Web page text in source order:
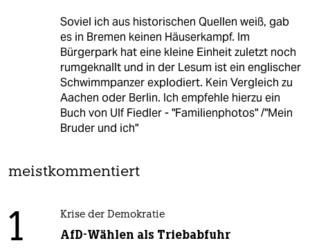
Soviel ich aus historischen Quellen weiß, gab
es in Bremen keinen Häuserkampf. Im
Bürgerpark hat eine kleine Einheit zuletzt noch
rumgeknallt und in der Lesum ist ein englischer
Schwimmpanzer explodiert. Kein Vergleich zu
Aachen oder Berlin. Ich empfehle hierzu ein
Buch von Ulf Fiedler - "Familienphotos" /"Mein
Bruder und ich"
meistkommentiert
1 Krise der Demokratie
AfD-Wählen als Triebabfuhr